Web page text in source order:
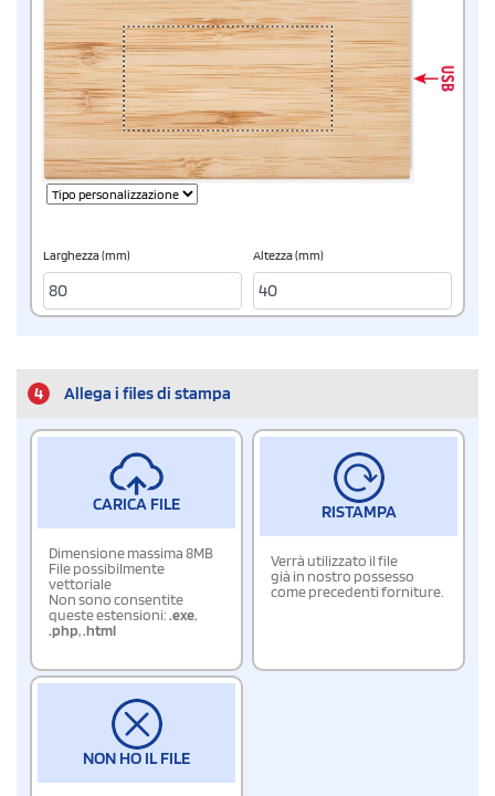
Larghezza (mm) Altezza (mm)
4 Allega i files di stampa
CARICA FILE
Dimensione massima 8MB
File possibilmente
vettoriale
Non sono consentite
queste estensioni:.exe,
.php,.html
RISTAMPA
Verrà utilizzato il file
già in nostro possesso
come precedenti forniture.
NON HO IL FILE